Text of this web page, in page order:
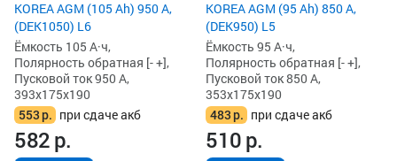
KOREA AGM (105 Ah) 950 А,
(DEK1050) L6
Ёмкость 105 А·ч,
Полярность обратная [- +],
Пусковой ток 950 А,
393x175x190
553р. при сдаче акб
582р.
KOREA AGM (95 Ah) 850 А,
(DEK950) L5
Ёмкость 95 А·ч,
Полярность обратная [- +],
Пусковой ток 850 А,
353x175x190
483р. при сдаче акб
510р.